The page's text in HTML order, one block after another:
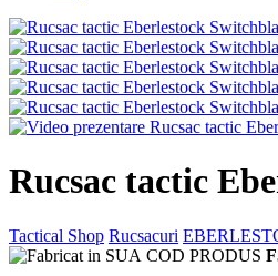
Rucsac tactic
Tactical Shop Rucsacuri
COD PRODUS